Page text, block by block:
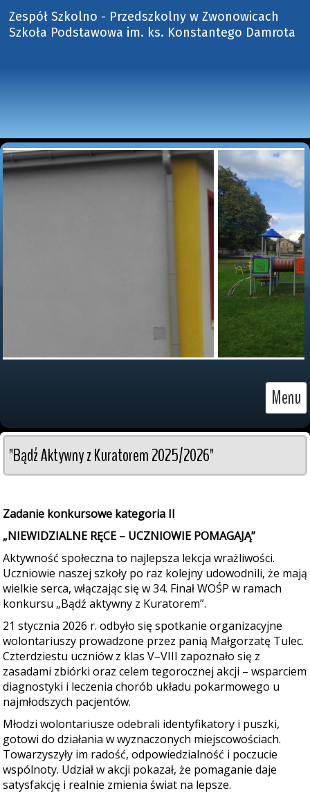
Zespół Szkolno - Przedszkolny w Zwonowicach
Szkoła Podstawowa im. ks. Konstantego Damrota
Menu
"Bądź Aktywny z Kuratorem 2025/2026"
Zadanie konkursowe kategoria II
„NIEWIDZIALNE RĘCE – UCZNIOWIE POMAGAJĄ”
Aktywność społeczna to najlepsza lekcja wrażliwości.
Uczniowie naszej szkoły po raz kolejny udowodnili, że mają
wielkie serca, włączając się w 34. Finał WOŚP w ramach
konkursu „Bądź aktywny z Kuratorem”.
21 stycznia 2026 r. odbyło się spotkanie organizacyjne
wolontariuszy prowadzone przez panią Małgorzatę Tulec.
Czterdziestu uczniów z klas V–VIII zapoznało się z
zasadami zbiórki oraz celem tegorocznej akcji – wsparciem
diagnostyki i leczenia chorób układu pokarmowego u
najmłodszych pacjentów.
Młodzi wolontariusze odebrali identyfikatory i puszki,
gotowi do działania w wyznaczonych miejscowościach.
Towarzyszyły im radość, odpowiedzialność i poczucie
wspólnoty. Udział w akcji pokazał, że pomaganie daje
satysfakcję i realnie zmienia świat na lepsze.